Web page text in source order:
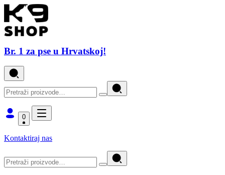
Br. 1 za pse u Hrvatskoj!
0
Kontaktiraj nas